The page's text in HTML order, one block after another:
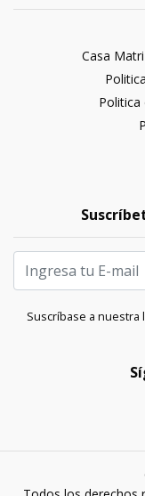
Casa
Politica
Suscríbase a nuestra